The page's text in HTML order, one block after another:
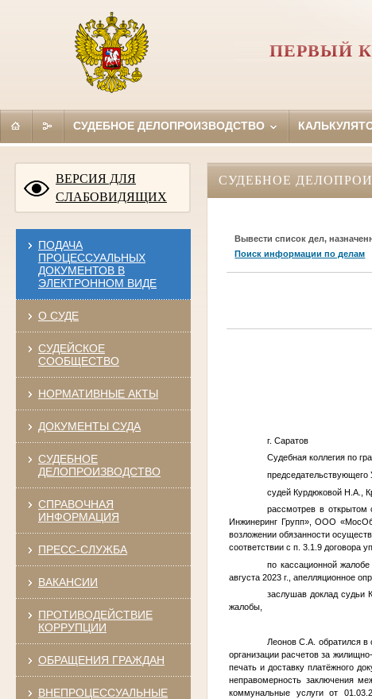
ПЕРВЫЙ
СУДЕБНОЕ ДЕЛОПРОИЗВОДСТВО
ВЕРСИЯ ДЛЯ
СЛАБОВИДЯЩИХ
ПОДАЧА
ПРОЦЕССУАЛЬНЫХ
ДОКУМЕНТОВ В
ЭЛЕКТРОННОМ ВИДЕ
О СУДЕ
СУДЕЙСКОЕ
СООБЩЕСТВО
НОРМАТИВНЫЕ АКТЫ
ДОКУМЕНТЫ СУДА
СУДЕБНОЕ
ДЕЛОПРОИЗВОДСТВО
СПРАВОЧНАЯ
ИНФОРМАЦИЯ
ПРЕСС-СЛУЖБА
ВАКАНСИИ
ПРОТИВОДЕЙСТВИЕ
КОРРУПЦИИ
ОБРАЩЕНИЯ ГРАЖДАН
ВНЕПРОЦЕССУАЛЬНЫЕ
СУДЕБНОЕ
Вывести список дел,
Поиск информации по делам
г. Саратов 5
Судебная коллегия по
председательствующего
судей Курдюковой Н.А.,
рассмотрев в
Инжинеринг Групп», ООО
возложении обязанности
соответствии с п. 3.1.9 договора
по кассационной
августа 2023 г., апелляционное
заслушав доклад судьи
жалобы,
Леонов С.А. обратился
организации расчетов за
печать и доставку платёжного
неправомерность заключения
коммунальные услуги от